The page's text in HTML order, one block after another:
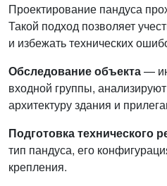
Проектирование пандуса
Такой подход позволяет
и избежать технических
Обследование объекта—
входной группы,
архитектуру здания и
Подготовка технического
тип пандуса, его
крепления.